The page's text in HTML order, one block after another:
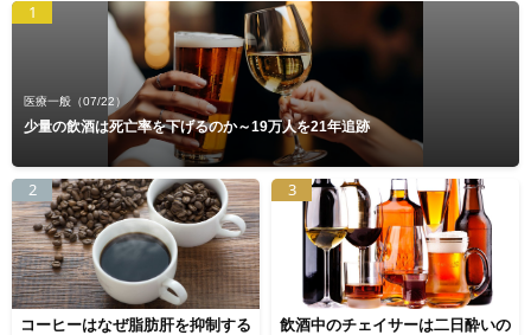
1
医療一般 （07/22）
少量の飲酒は死亡率を下げるのか～19万人を21年追跡
2
コーヒーはなぜ脂肪肝を抑制する
3
飲酒中のチェイサーは二日酔いの